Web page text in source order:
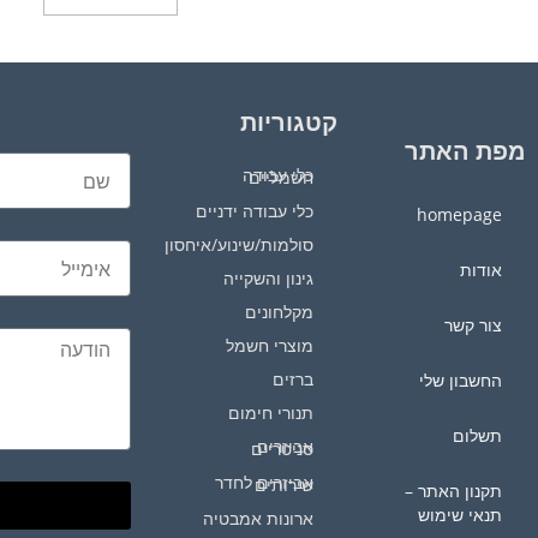
מפת האתר
homepage
אודות
צור קשר
החשבון שלי
תשלום
תקנון האתר –
תנאי שימוש
קטגוריות
כלי עבודה חשמליים
כלי עבודה ידניים
סולמות/שינוע/איחסון
גינון והשקייה
מקלחונים
מוצרי חשמל
ברזים
תנורי חימום
אביזרים סניטריים
אביזרים לחדר שירותים
ארונות אמבטיה